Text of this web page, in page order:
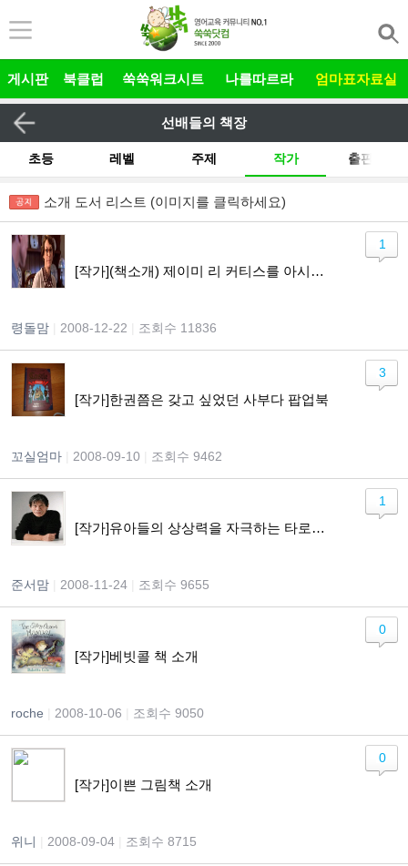
게시판 북클럽 쑥쑥워크시트 나를따르라 엄마표자료실
선배들의 책장
초등 레벨 주제 작가 출판사
전체 그림책 릴레이 유아
소개 도서 리스트 (이미지를 클릭하세요)
[작가](책소개) 제이미 리 커티스를 아시나요?
령돌맘 2008-12-22 조회수 11836
1
[작가]한권쯤은 갖고 싶었던 사부다 팝업북
꼬실엄마 2008-09-10 조회수 9462
3
[작가]유아들의 상상력을 자극하는 타로고미의 그림책들
준서맘 2008-11-24 조회수 9655
1
[작가]베빗콜 책 소개
roche 2008-10-06 조회수 9050
0
[작가]이쁜 그림책 소개
위니 2008-09-04 조회수 8715
0